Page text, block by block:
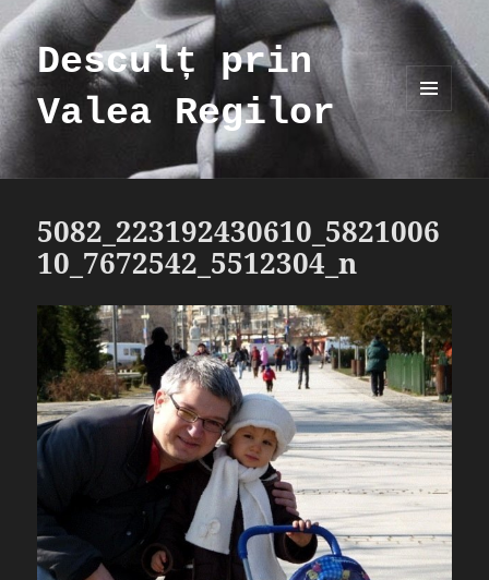
Desculț prin
Valea Regilor
MENIU
WIDGET-
URI
5082_223192430610_5821006
10_7672542_5512304_n